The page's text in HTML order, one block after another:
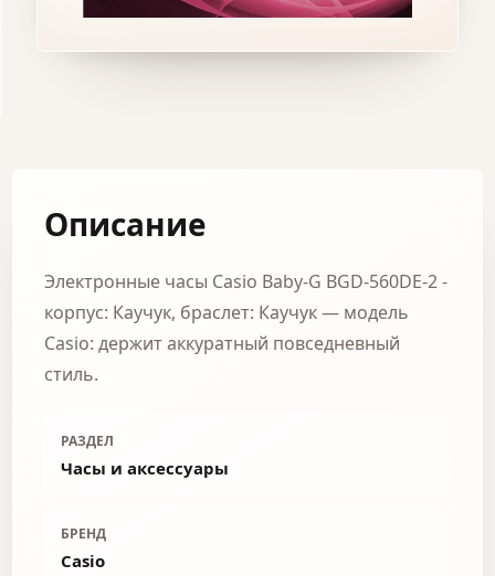
Описание
Электронные часы Casio Baby-G BGD-560DE-2 -
корпус: Каучук, браслет: Каучук — модель
Casio: держит аккуратный повседневный
стиль.
РАЗДЕЛ
Часы и аксессуары
БРЕНД
Casio